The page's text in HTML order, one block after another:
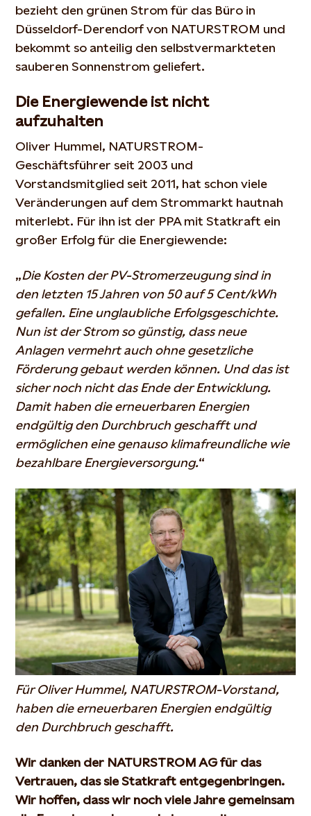
bezieht den grünen Strom für das Büro in
Düsseldorf-Derendorf von NATURSTROM und
bekommt so anteilig den selbstvermarkteten
sauberen Sonnenstrom geliefert.
Die Energiewende ist nicht
aufzuhalten
Oliver Hummel, NATURSTROM-
Geschäftsführer seit 2003 und
Vorstandsmitglied seit 2011, hat schon viele
Veränderungen auf dem Strommarkt hautnah
miterlebt. Für ihn ist der PPA mit Statkraft ein
großer Erfolg für die Energiewende:
„Die Kosten der PV-Stromerzeugung sind in
den letzten 15 Jahren von 50 auf 5 Cent/kWh
gefallen. Eine unglaubliche Erfolgsgeschichte.
Nun ist der Strom so günstig, dass neue
Anlagen vermehrt auch ohne gesetzliche
Förderung gebaut werden können. Und das ist
sicher noch nicht das Ende der Entwicklung.
Damit haben die erneuerbaren Energien
endgültig den Durchbruch geschafft und
ermöglichen eine genauso klimafreundliche wie
bezahlbare Energieversorgung.“
Für Oliver Hummel, NATURSTROM-Vorstand,
haben die erneuerbaren Energien endgültig
den Durchbruch geschafft.
Wir danken der NATURSTROM AG für das
Vertrauen, das sie Statkraft entgegenbringen.
Wir hoffen, dass wir noch viele Jahre gemeinsam